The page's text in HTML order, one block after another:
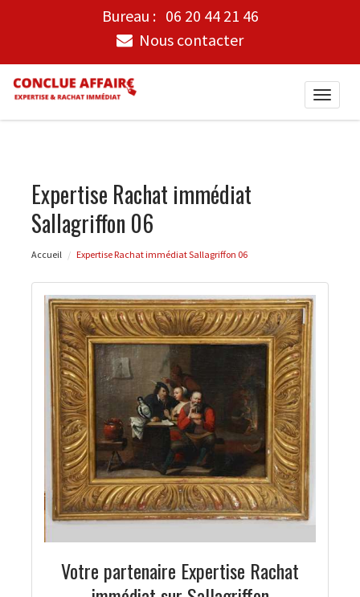
Bureau : 06 20 44 21 46
Nous contacter
Toggle
Expertise Rachat immédiat
Sallagriffon 06
Accueil Expertise Rachat immédiat Sallagriffon 06
Votre partenaire Expertise Rachat